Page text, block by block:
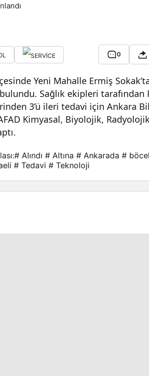
0
Yeni Mahalle Ermiş
Sağlık ekipleri tarafından
3’ü ileri tedavi için Ankara
Kimyasal, Biyolojik,
# Alındı # Altına # Ankarada #
# Tedavi # Teknoloji